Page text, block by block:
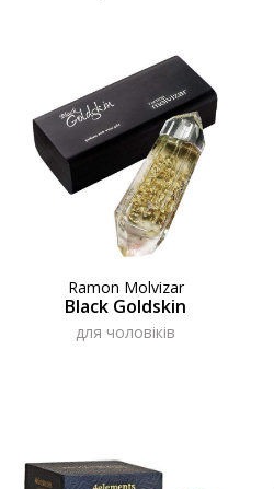
Ramon Molvizar
Black Goldskin
для чоловіків